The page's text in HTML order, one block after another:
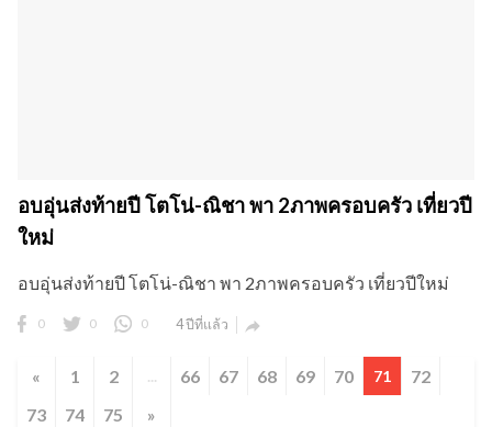
อบอุ่นส่งท้ายปี โตโน่-ณิชา พา 2ภาพครอบครัว เที่ยวปี
ใหม่
อบอุ่นส่งท้ายปี โตโน่-ณิชา พา 2ภาพครอบครัว เที่ยวปีใหม่
0 0 0 4 ปีที่แล้ว 
« 1 2 ... 66 67 68 69 70 71
72
73
74 75 »